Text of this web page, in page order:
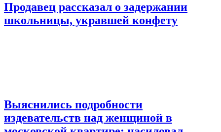
Продавец рассказал о задержании
школьницы, укравшей конфету
Выяснились подробности
издевательств над женщиной в